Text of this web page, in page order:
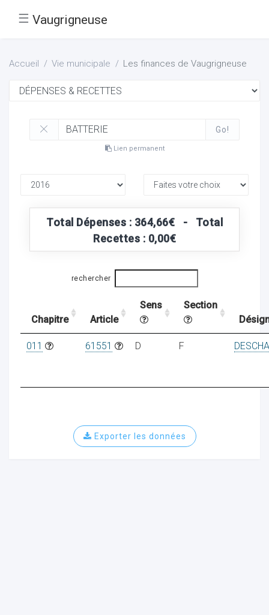
☰ Vaugrigneuse
Accueil Vie municipale Les finances de Vaugrigneuse
Go!
Lien permanent
Total Dépenses : 364,66€ - Total
Recettes : 0,00€
rechercher
Chapitre Article
Sens
Section
011 61551 D F
Exporter les données